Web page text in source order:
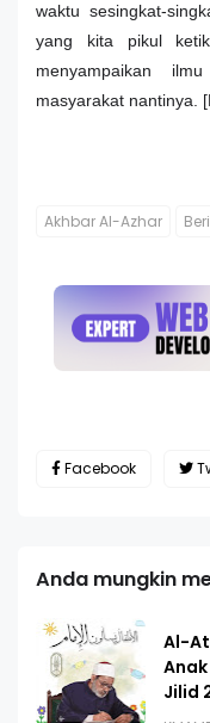
waktu sesingkat-
yang kita pikul
menyampaikan
masyarakat nantinya.
Akhbar Al-Azhar
Facebook
Anda mungkin
Al-
Jilid